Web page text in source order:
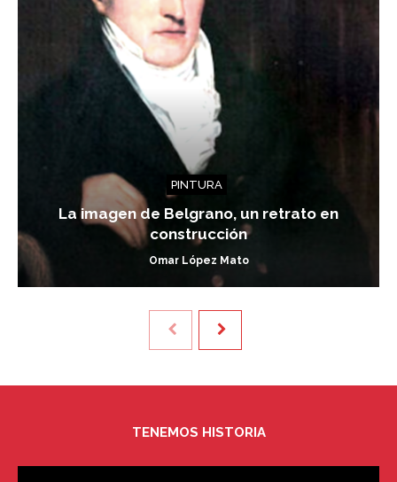
PINTURA
La imagen de Belgrano, un retrato en
construcción
Omar López Mato
TENEMOS HISTORIA